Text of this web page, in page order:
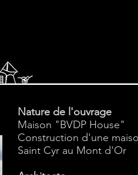
Nature de l'ouvrage
Maison "BVDP House"
Construction d'une
Saint Cyr au Mont d'Or